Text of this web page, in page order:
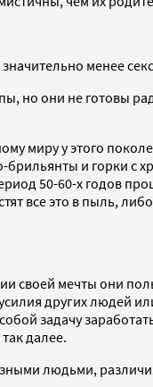
менее
но они не готовы
миру у этого
брильянты и горки с
50-60-х годов
все это в пыль,
своей мечты они
других людей
задачу
далее.
людьми,